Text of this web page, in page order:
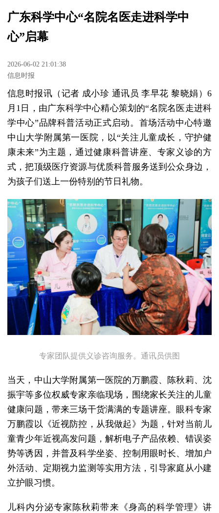
广东科学中心“名院名医走进科学中
心”启幕
2026-06-02 21:01:38
信息时报
信息时报讯（记者 成小珍 通讯员 李早花 黎晓娟）6
月1日，由广东科学中心精心策划的“名院名医走进科
学中心”品牌科普活动正式启动。首场活动中心特邀
中山大学附属第一医院，以“关注儿童成长，守护健
康未来”为主题，通过健康科普讲座、专家义诊的方
式，把顶级医疗资源与优质科普服务送到公众身边，
为孩子们送上一份特别的节日礼物。
专家团队提供义诊咨询服务。通讯员供图
当天，中山大学附属第一医院的万鹏霞、陈秋莉、沈
振宇等多位权威专家亲临现场，围绕家长关注的儿童
健康问题，带来三场干货满满的专题讲座。眼科专家
万鹏霞以《近视防控，从我做起》为题，针对当前儿
童青少年近视高发问题，解析电子产品依赖、错误姿
势等诱因，并普及科学坐姿、控制用眼时长、增加户
外活动、定期视力监测等实用方法，引导家庭从小建
立护眼习惯。
儿科内分泌专家陈秋莉带来《身高的科学管理》讲